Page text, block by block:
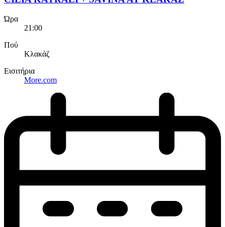
Ώρα
21:00
Πού
Κλακάζ
Εισιτήρια
More.com